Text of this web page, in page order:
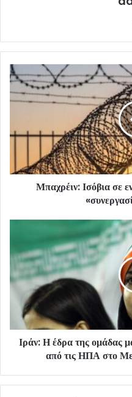
Μπαχρέιν: Ισόβια σε
Ιράν: Η έδρα της ομάδας
από τις ΗΠΑ στο